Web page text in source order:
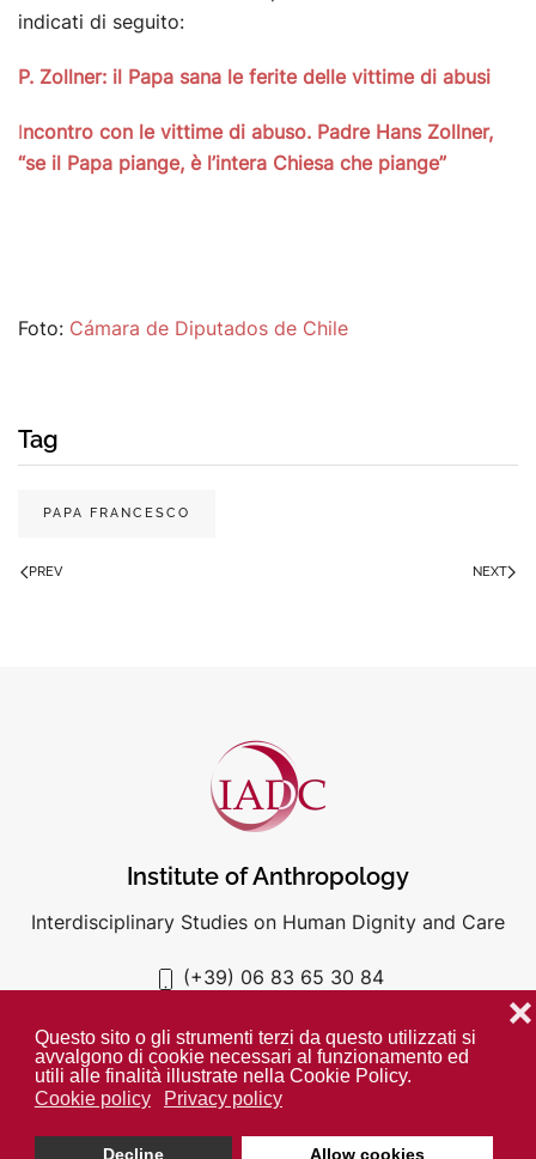
Questo sito o gli strumenti terzi da questo utilizzati si
avvalgono di cookie necessari al funzionamento ed
utili alle finalità illustrate nella Cookie Policy.
Cookie policy
Privacy policy
Decline Allow cookies
❌
indicati di seguito:
P. Zollner: il Papa sana le ferite delle vittime di abusi
Incontro con le vittime di abuso. Padre Hans Zollner,
“se il Papa piange, è l’intera Chiesa che piange”
Foto: Cámara de Diputados de Chile
Tag
PAPA FRANCESCO
PREV NEXT
Institute of Anthropology
Interdisciplinary Studies on Human Dignity and Care
(+39) 06 83 65 30 84